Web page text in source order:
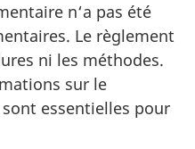
n‘a pas été
Le règlement
ni les méthodes.
sur le
essentielles pour